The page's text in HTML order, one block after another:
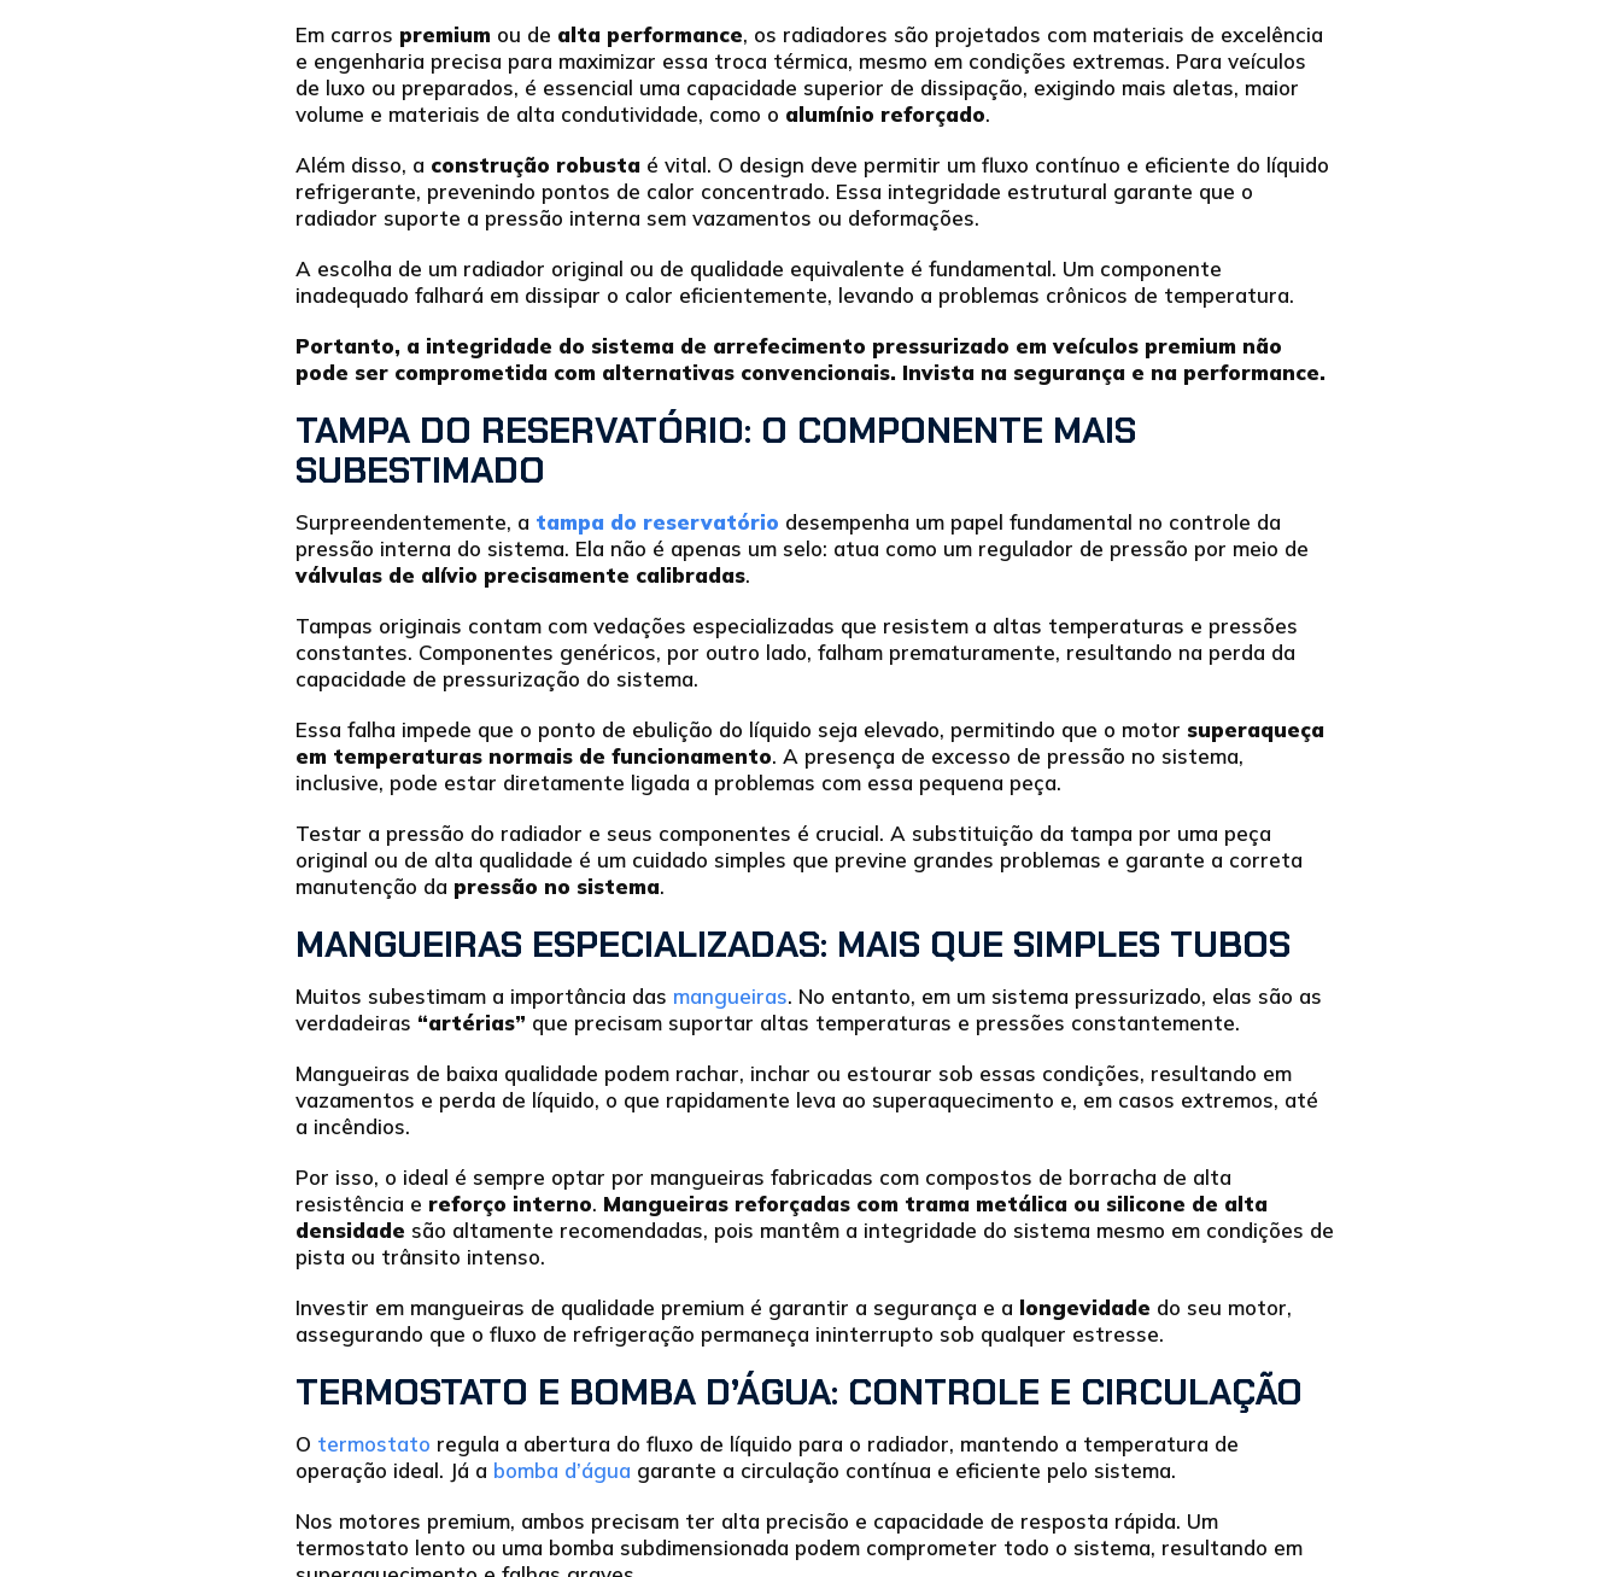
Em carros premium ou de alta performance, os radiadores são projetados com materiais de excelência
e engenharia precisa para maximizar essa troca térmica, mesmo em condições extremas. Para veículos
de luxo ou preparados, é essencial uma capacidade superior de dissipação, exigindo mais aletas, maior
volume e materiais de alta condutividade, como o alumínio reforçado.
Além disso, a construção robusta é vital. O design deve permitir um fluxo contínuo e eficiente do líquido
refrigerante, prevenindo pontos de calor concentrado. Essa integridade estrutural garante que o
radiador suporte a pressão interna sem vazamentos ou deformações.
A escolha de um radiador original ou de qualidade equivalente é fundamental. Um componente
inadequado falhará em dissipar o calor eficientemente, levando a problemas crônicos de temperatura.
Portanto, a integridade do sistema de arrefecimento pressurizado em veículos premium não
pode ser comprometida com alternativas convencionais. Invista na segurança e na performance.
TAMPA DO RESERVATÓRIO: O COMPONENTE MAIS
SUBESTIMADO
Surpreendentemente, a tampa do reservatório desempenha um papel fundamental no controle da
pressão interna do sistema. Ela não é apenas um selo: atua como um regulador de pressão por meio de
válvulas de alívio precisamente calibradas.
Tampas originais contam com vedações especializadas que resistem a altas temperaturas e pressões
constantes. Componentes genéricos, por outro lado, falham prematuramente, resultando na perda da
capacidade de pressurização do sistema.
Essa falha impede que o ponto de ebulição do líquido seja elevado, permitindo que o motor superaqueça
em temperaturas normais de funcionamento. A presença de excesso de pressão no sistema,
inclusive, pode estar diretamente ligada a problemas com essa pequena peça.
Testar a pressão do radiador e seus componentes é crucial. A substituição da tampa por uma peça
original ou de alta qualidade é um cuidado simples que previne grandes problemas e garante a correta
manutenção da pressão no sistema.
MANGUEIRAS ESPECIALIZADAS: MAIS QUE SIMPLES TUBOS
Muitos subestimam a importância das mangueiras. No entanto, em um sistema pressurizado, elas são as
verdadeiras “artérias” que precisam suportar altas temperaturas e pressões constantemente.
Mangueiras de baixa qualidade podem rachar, inchar ou estourar sob essas condições, resultando em
vazamentos e perda de líquido, o que rapidamente leva ao superaquecimento e, em casos extremos, até
a incêndios.
Por isso, o ideal é sempre optar por mangueiras fabricadas com compostos de borracha de alta
resistência e reforço interno. Mangueiras reforçadas com trama metálica ou silicone de alta
densidade são altamente recomendadas, pois mantêm a integridade do sistema mesmo em condições de
pista ou trânsito intenso.
Investir em mangueiras de qualidade premium é garantir a segurança e a longevidade do seu motor,
assegurando que o fluxo de refrigeração permaneça ininterrupto sob qualquer estresse.
TERMOSTATO E BOMBA D’ÁGUA: CONTROLE E CIRCULAÇÃO
O termostato regula a abertura do fluxo de líquido para o radiador, mantendo a temperatura de
operação ideal. Já a bomba d’água garante a circulação contínua e eficiente pelo sistema.
Nos motores premium, ambos precisam ter alta precisão e capacidade de resposta rápida. Um
termostato lento ou uma bomba subdimensionada podem comprometer todo o sistema, resultando em